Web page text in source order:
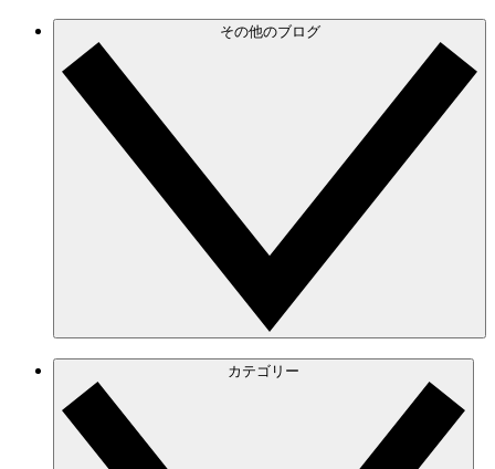
その他のブログ
カテゴリー